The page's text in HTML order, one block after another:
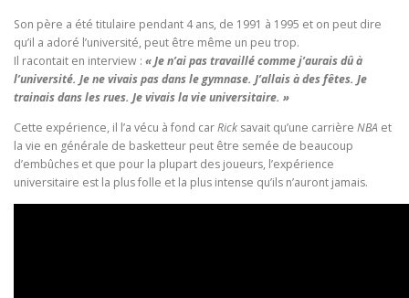
Son père a été titulaire pendant 4 ans, de 1991 à 1995 et on peut dire
qu’il a adoré l’université, peut être même un peu trop.
Il racontait en interview : « Je n’ai pas travaillé comme j’aurais dû à
l’université. Je ne vivais pas dans le gymnase. J’allais à des fêtes. Je
trainais dans les rues. Je vivais la vie universitaire. »
Cette expérience, il l’a vécu à fond carRick savait qu’une carrière NBA et
la vie en générale de basketteur peut être semée de beaucoup
d’embûches et que pour la plupart des joueurs, l’expérience
universitaire est la plus folle et la plus intense qu’ils n’auront jamais.